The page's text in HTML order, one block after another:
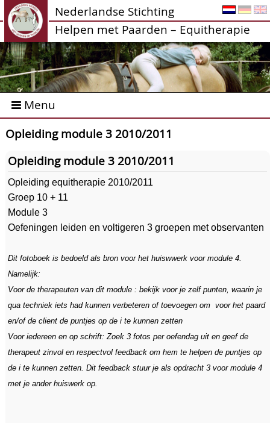
Nederlandse Stichting
Helpen met Paarden – Equitherapie
Menu
Opleiding module 3 2010/2011
Opleiding module 3 2010/2011
Opleiding equitherapie 2010/2011
Groep 10 + 11
Module 3
Oefeningen leiden en voltigeren 3 groepen met observanten
Dit fotoboek is bedoeld als bron voor het huiswwerk voor module 4.
Namelijk:
Voor de therapeuten van dit module : bekijk voor je zelf punten, waarin je
qua techniek iets had kunnen verbeteren of toevoegen om voor het paard
en/of de client de puntjes op de i te kunnen zetten
Voor iedereen en op schrift: Zoek 3 fotos per oefendag uit en geef de
therapeut zinvol en respectvol feedback om hem te helpen de puntjes op
de i te kunnen zetten. Dit feedback stuur je als opdracht 3 voor module 4
met je ander huiswerk op.